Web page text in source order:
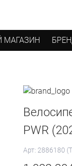
МАГАЗИН
PWR
Арт: 2886180